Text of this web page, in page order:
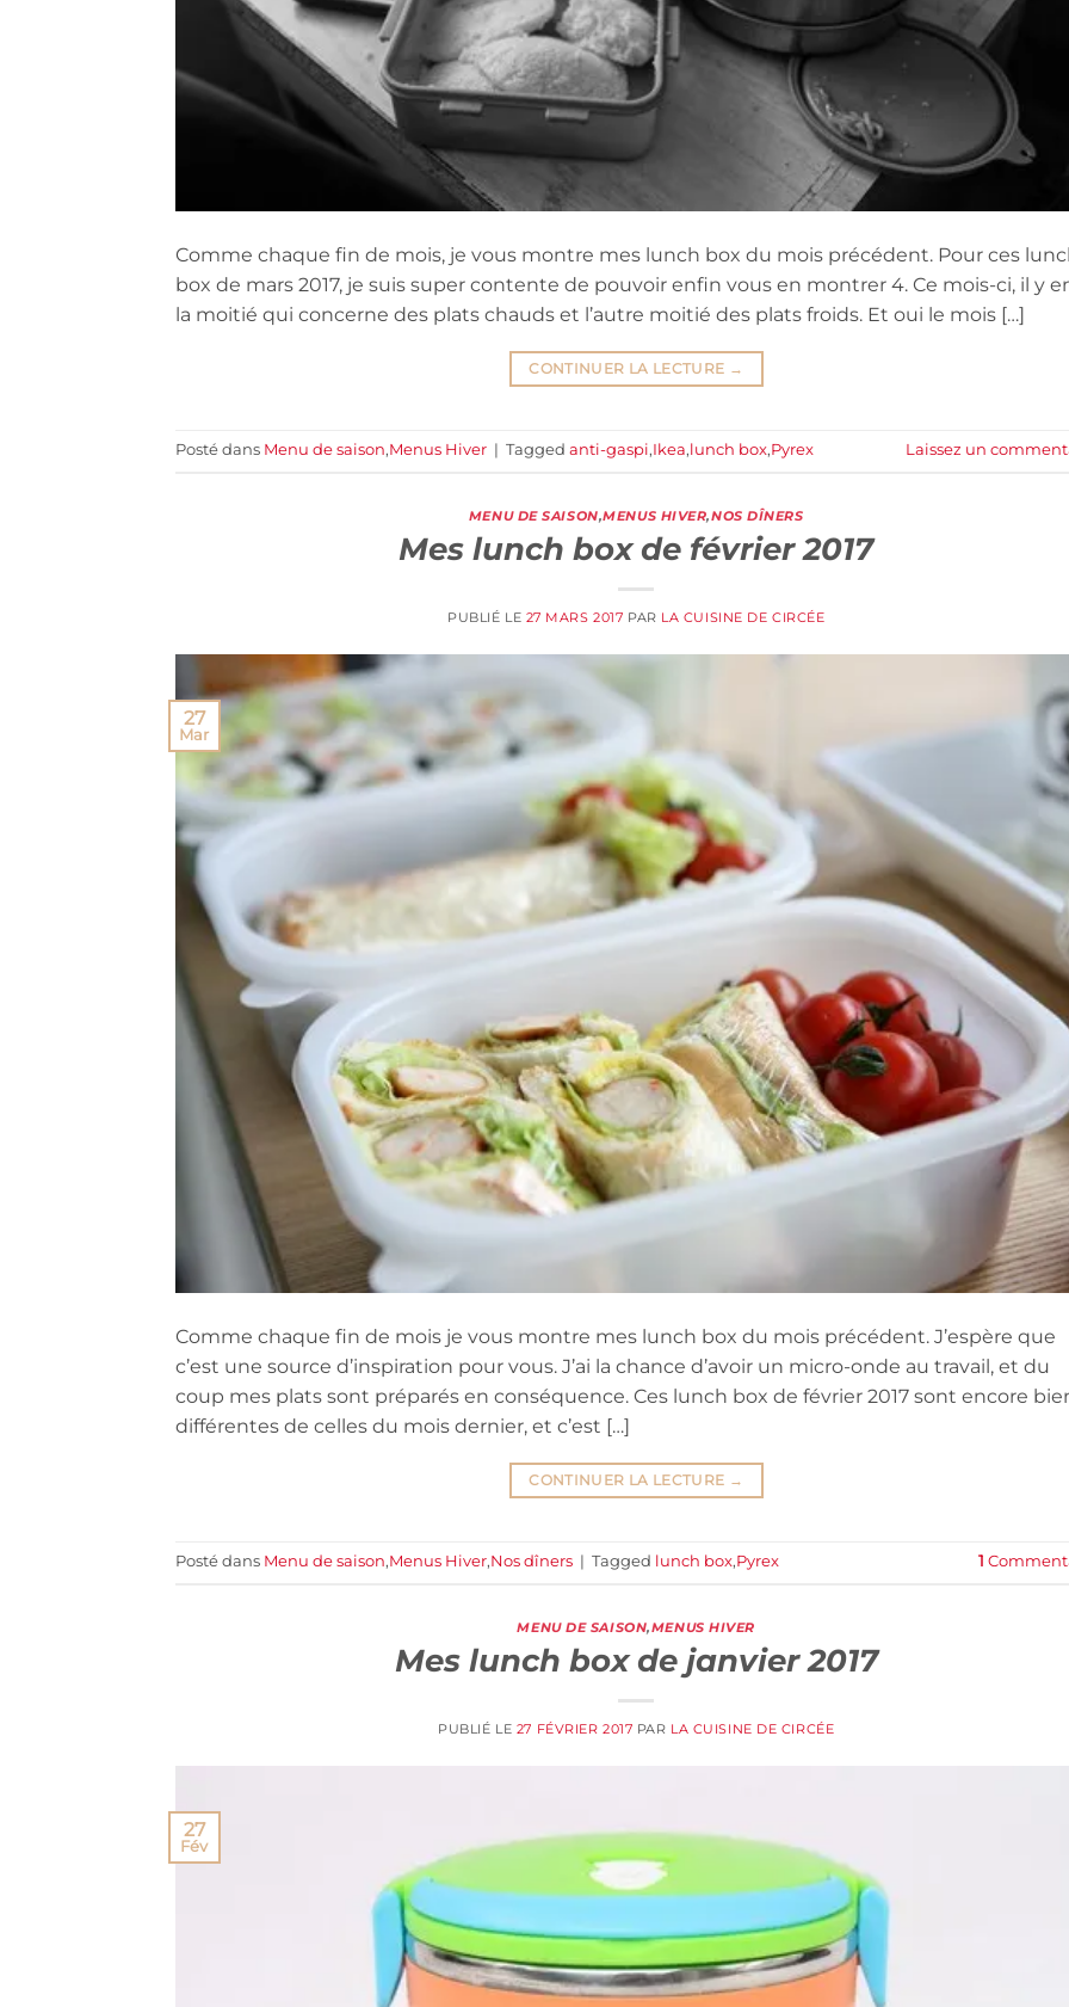
Comme chaque fin de mois, je vous montre mes lunch box du mois précédent. Pour ces
box de mars 2017, je suis super contente de pouvoir enfin vous en montrer 4. Ce mois-ci, il y
la moitié qui concerne des plats chauds et l’autre moitié des plats froids. Et oui le mois […]
CONTINUER LA LECTURE →
Posté dans Menu de saison,Menus Hiver | Tagged anti-gaspi,Ikea,lunch box,Pyrex Laissez un
MENU DE SAISON,MENUS HIVER,NOS DÎNERS
Mes lunch box de février 2017
PUBLIÉ LE 27 MARS 2017 PAR LA CUISINE DE CIRCÉE
27
Mar
Comme chaque fin de mois je vous montre mes lunch box du mois précédent. J’espère que
c’est une source d’inspiration pour vous. J’ai la chance d’avoir un micro-onde au travail, et du
coup mes plats sont préparés en conséquence. Ces lunch box de février 2017 sont encore
différentes de celles du mois dernier, et c’est […]
CONTINUER LA LECTURE →
Posté dans Menu de saison,Menus Hiver,Nos dîners | Tagged lunch box,Pyrex 1
MENU DE SAISON,MENUS HIVER
Mes lunch box de janvier 2017
PUBLIÉ LE 27 FÉVRIER 2017 PAR LA CUISINE DE CIRCÉE
27
Fév